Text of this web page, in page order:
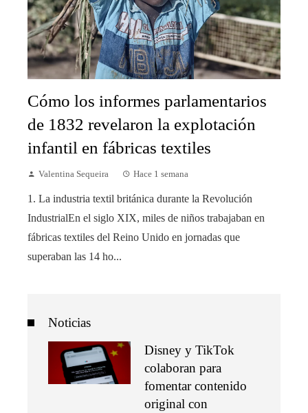
Cómo los informes parlamentarios
de 1832 revelaron la explotación
infantil en fábricas textiles
Valentina Sequeira Hace 1 semana
1. La industria textil británica durante la Revolución
IndustrialEn el siglo XIX, miles de niños trabajaban en
fábricas textiles del Reino Unido en jornadas que
superaban las 14 ho...
Noticias
Disney y TikTok
colaboran para
fomentar contenido
original con